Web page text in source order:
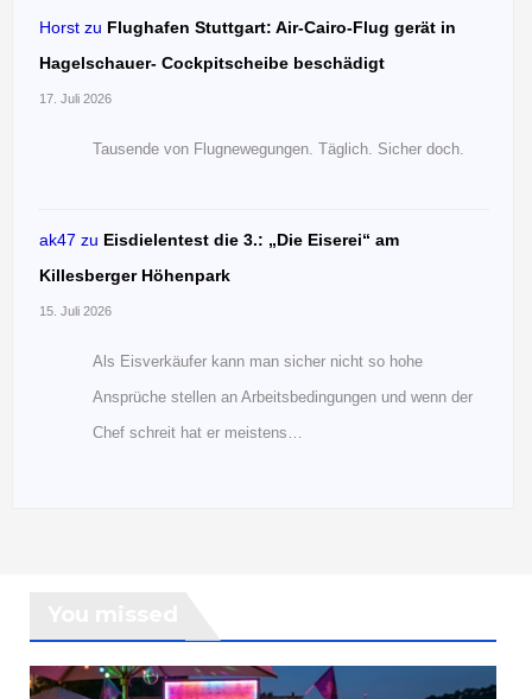
Horst zu Flughafen Stuttgart: Air-Cairo-Flug gerät in
Hagelschauer- Cockpitscheibe beschädigt
17. Juli 2026
Tausende von Flugnewegungen. Täglich. Sicher doch.
ak47 zu Eisdielentest die 3.: „Die Eiserei“ am
Killesberger Höhenpark
15. Juli 2026
Als Eisverkäufer kann man sicher nicht so hohe
Ansprüche stellen an Arbeitsbedingungen und wenn der
Chef schreit hat er meistens…